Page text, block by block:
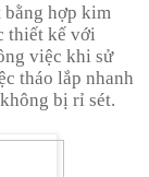
bằng hợp kim
thiết kế với
việc khi sử
tháo lắp nhanh
bị rỉ sét.